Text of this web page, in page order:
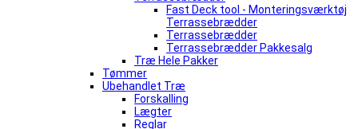
Fast Deck tool - Monteringsværktøj
Terrassebrædder
Terrassebrædder
Terrassebrædder Pakkesalg
Træ Hele Pakker
Tømmer
Ubehandlet Træ
Forskalling
Lægter
Reglar